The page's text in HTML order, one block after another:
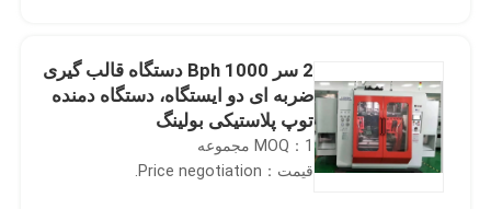
2 سر 1000 Bph دستگاه قالب گیری
ضربه ای دو ایستگاه، دستگاه دمنده
توپ پلاستیکی بولینگ
MOQ：1 مجموعه
قیمت：Price negotiation.